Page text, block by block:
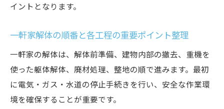
イントとなります。
一軒家解体の順番と各工程の重要ポイント整理
一軒家の解体は、解体前準備、建物内部の撤去、重機を
使った躯体解体、廃材処理、整地の順で進みます。最初
に電気・ガス・水道の停止手続きを行い、安全な作業環
境を確保することが重要です。